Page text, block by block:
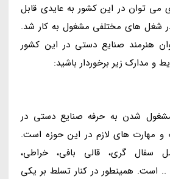
می توان در این کشور به عایدی قابل
شغل های مختلفی مشغول به کار شد.
هنرمند صنایع دستی در این کشور
و مدارک زیر برخوردار باشید:
شدن به حرفه صنایع دستی در
و مهارت های لازم در این حوزه است.
سفال گری، قالی بافی، خراطی،
است. همینطور در کنار تسلط بر یکی